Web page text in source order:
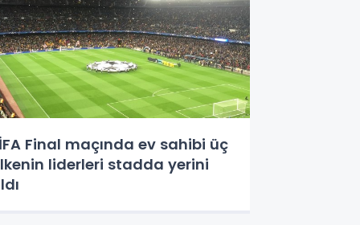
Final maçında ev sahibi üç
liderleri stadda yerini